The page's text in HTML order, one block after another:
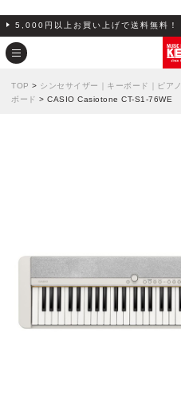
5,000円以上お買い上げで送料無料！
TOP > シンセサイザー｜キーボード｜ピアノ
ボード > CASIO Casiotone CT-S1-76WE